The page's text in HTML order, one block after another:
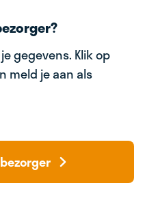
gegevens. Klik op
meld je aan als